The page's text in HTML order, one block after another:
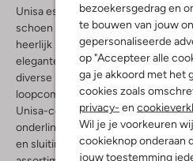
bezoekersgedrag en
te bouwen van jouw
gepersonaliseerde
op "Accepteer alle
ga je akkoord met het
cookies zoals
privacy- en
Wil je je voorkeuren
cookieknop onderaan
jouw toestemming
Unisa espadrilles zijn de perfecte
schoen zoekt. Espadrilles hebben
heerlijk luchtig zijn. En dankzij de
elegante uitstraling. We verkopen
diverse hoogtes. Omdat de hakken
loopcomfort altijd gegarandeerd.
Unisa-collectie veel op elkaar
onderlinge verschillen.
en sluiting. En natuurlijk kan je